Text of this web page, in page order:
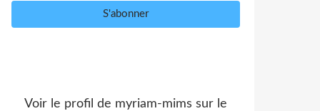
Voir le profil de myriam-mims sur le